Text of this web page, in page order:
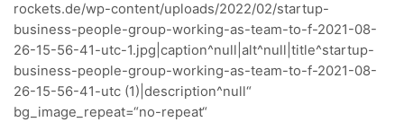
rockets.de/wp-content/uploads/2022/02/startup-
business-people-group-working-as-team-to-f-2021-08-
26-15-56-41-utc-1.jpg|caption^null|alt^null|title^startup-
business-people-group-working-as-team-to-f-2021-08-
26-15-56-41-utc (1)|description^null“
bg_image_repeat=“no-repeat“